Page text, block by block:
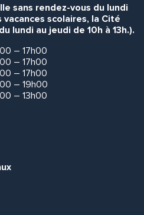
sans rendez-vous du lundi
scolaires, la Cité
lundi au jeudi de 10h à 13h.).
– 17h00
– 17h00
– 17h00
– 19h00
– 13h00